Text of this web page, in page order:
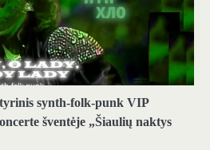
synth-folk-punk VIP
šventėje „Šiaulių naktys